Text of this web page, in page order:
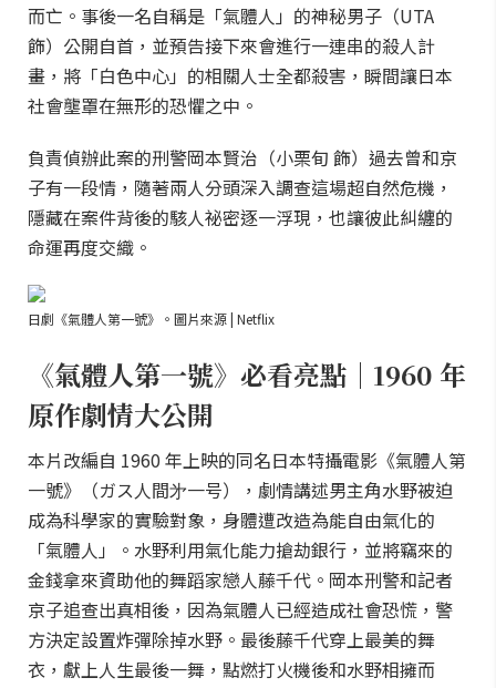
而亡。事後一名自稱是「氣體人」的神秘男子（UTA
飾）公開自首，並預告接下來會進行一連串的殺人計
畫，將「白色中心」的相關人士全都殺害，瞬間讓日本
社會壟罩在無形的恐懼之中。
負責偵辦此案的刑警岡本賢治（小栗旬 飾）過去曾和京
子有一段情，隨著兩人分頭深入調查這場超自然危機，
隱藏在案件背後的駭人祕密逐一浮現，也讓彼此糾纏的
命運再度交織。
日劇《氣體人第一號》。圖片來源 | Netflix
《氣體人第一號》必看亮點｜1960 年
原作劇情大公開
本片改編自 1960 年上映的同名日本特攝電影《氣體人第
一號》（ガス人間㐧一号），劇情講述男主角水野被迫
成為科學家的實驗對象，身體遭改造為能自由氣化的
「氣體人」。水野利用氣化能力搶劫銀行，並將竊來的
金錢拿來資助他的舞蹈家戀人藤千代。岡本刑警和記者
京子追查出真相後，因為氣體人已經造成社會恐慌，警
方決定設置炸彈除掉水野。最後藤千代穿上最美的舞
衣，獻上人生最後一舞，點燃打火機後和水野相擁而